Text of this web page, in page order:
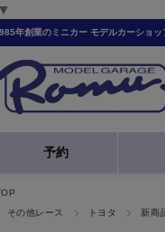
▼
年創業のミニカー モデルカーショ
予約
その他レース
トヨタ 新商